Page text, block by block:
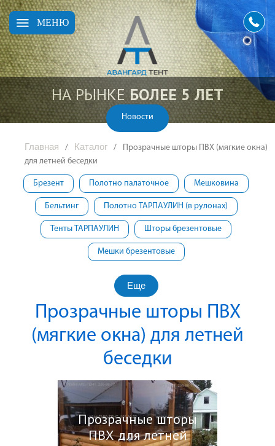
МЕНЮ
НА РЫНКЕБОЛЕЕ 5 ЛЕТ
Новости
Главная / Каталог /
Прозрачные шторы ПВХ (мягкие окна)
для летней беседки
Брезент Полотно палаточное Мешковина
Бельтинг Полотно ТАРПАУЛИН (в рулонах)
Тенты ТАРПАУЛИН Шторы брезентовые
Мешки брезентовые
Еще
Прозрачные шторы ПВХ
(мягкие окна) для летней
беседки
Прозрачные шторы
ПВХ для летней